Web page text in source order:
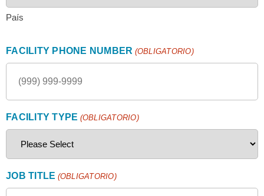
País
FACILITY PHONE NUMBER (OBLIGATORIO)
FACILITY TYPE (OBLIGATORIO)
JOB TITLE (OBLIGATORIO)